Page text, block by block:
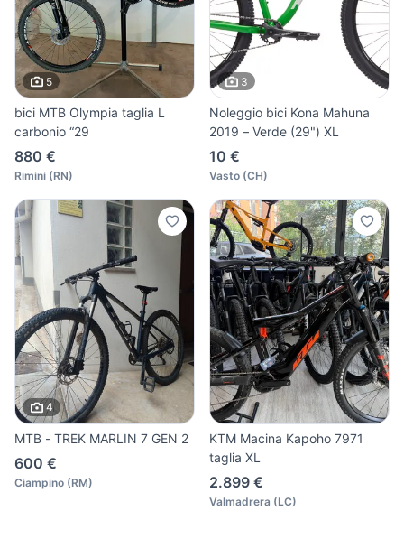
5
bici MTB Olympia taglia L
carbonio “29
880 €
Rimini (RN)
3
Noleggio bici Kona Mahuna
2019 – Verde (29") XL
10 €
Vasto (CH)
4
MTB - TREK MARLIN 7 GEN 2
600 €
Ciampino (RM)
KTM Macina Kapoho 7971
taglia XL
2.899 €
Valmadrera (LC)